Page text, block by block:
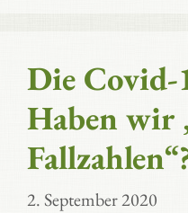
Die Covid-
Haben wir
2. September 2020